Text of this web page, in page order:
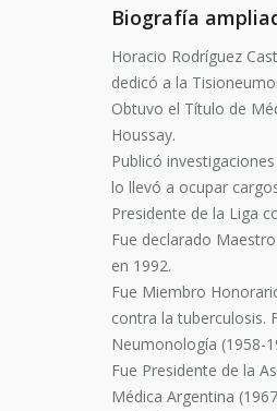
Biografía
Horacio Rodríguez
dedicó a la
Obtuvo el Título de
Houssay.
Publicó
lo llevó a ocupar
Presidente de la Liga
Fue declarado
en 1992.
Fue Miembro
contra la tuberculosis.
Neumonología (1958-
Fue Presidente de la
Médica Argentina